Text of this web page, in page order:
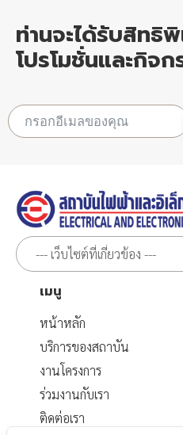
ท่านจะได้รับสิทธิ
โปรโมชั่นและกิจ
เมนู
หน้าหลัก
บริการของสถาบัน
งานโครงการ
ร่วมงานกับเรา
ติดต่อเรา